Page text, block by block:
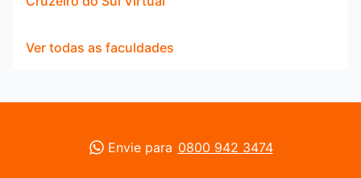
Ver todas as faculdades
Envie para 0800 942 3474